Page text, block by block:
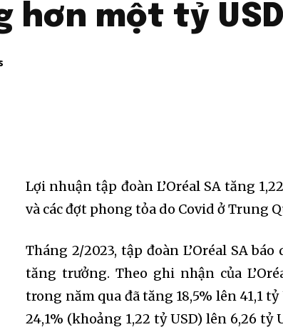
hơn một tỷ USD
Lợi nhuận tập đoàn L’Oréal SA tăng
và các đợt phong tỏa do Covid ở Trung
Tháng 2/2023, tập đoàn L’Oréal SA
tăng trưởng. Theo ghi nhận của
trong năm qua đã tăng 18,5% lên 41,1
24,1% (khoảng 1,22 tỷ USD) lên 6,26 tỷ